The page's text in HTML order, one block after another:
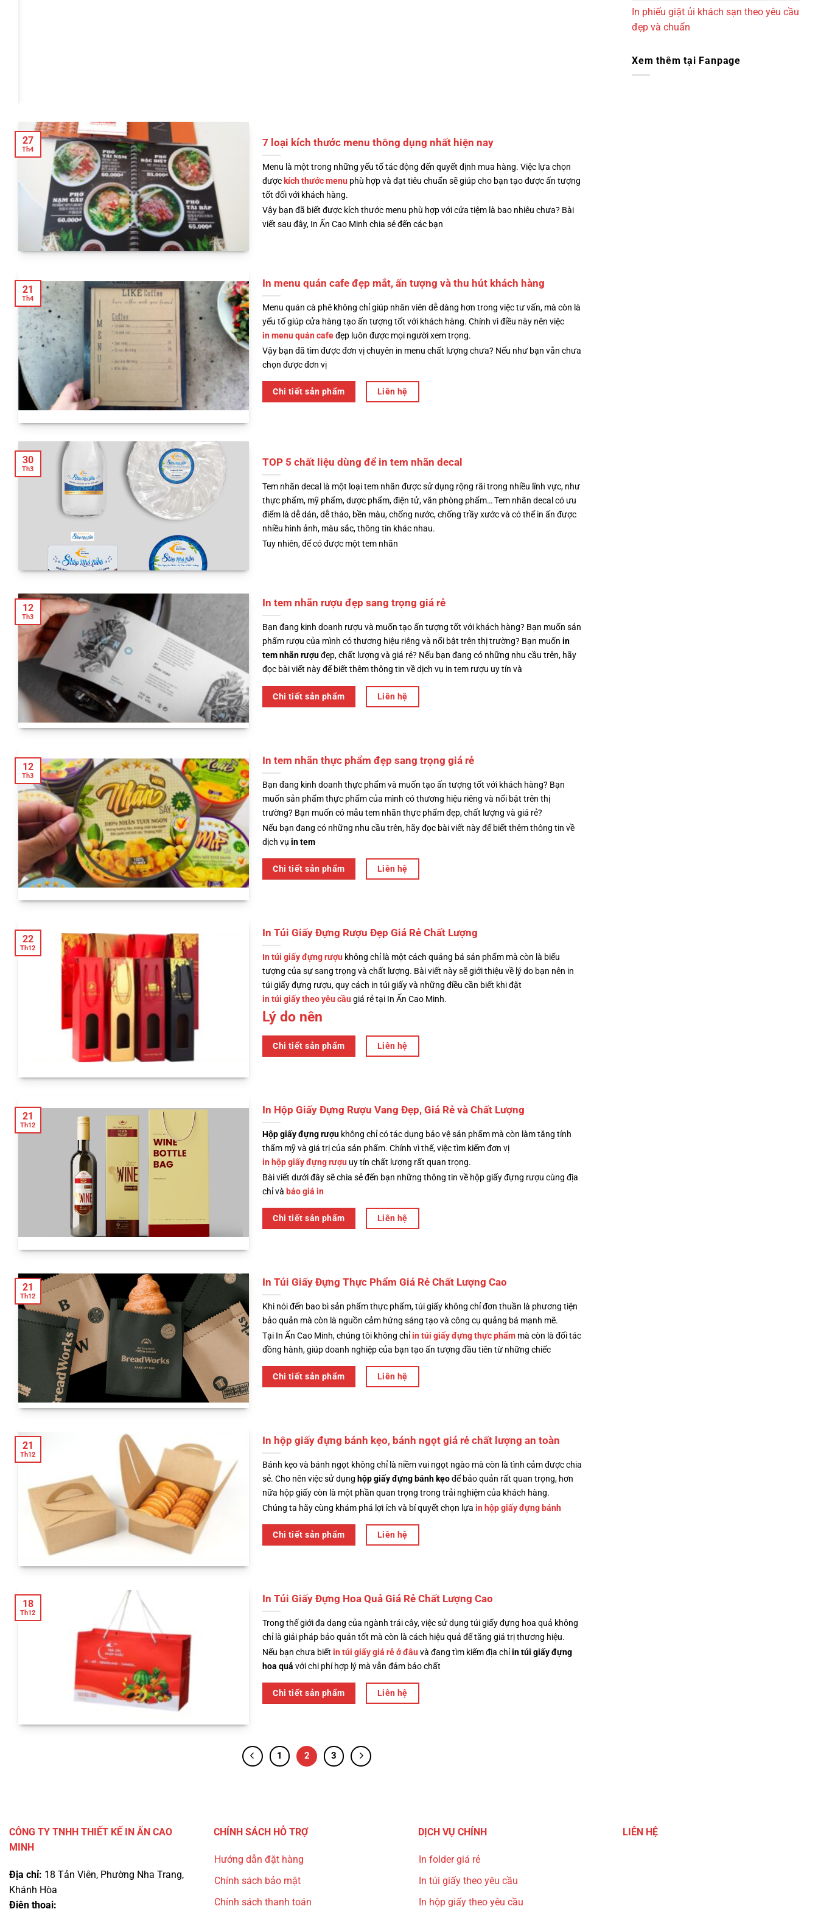
7 loại kích thước menu thông dụng nhất hiện nay
Menu là một trong những yếu tố tác động đến quyết định mua hàng. Việc lựa chọn
được kích thước menu phù hợp và đạt tiêu chuẩn sẽ giúp cho bạn tạo được ấn tượng
tốt đối với khách hàng.
Vậy bạn đã biết được kích thước menu phù hợp với cửa tiệm là bao nhiêu chưa? Bài
viết sau đây, In Ấn Cao Minh chia sẻ đến các bạn
27
Th4
In menu quán cafe đẹp mắt, ấn tượng và thu hút khách hàng
Menu quán cà phê không chỉ giúp nhân viên dễ dàng hơn trong việc tư vấn, mà còn là
yếu tố giúp cửa hàng tạo ấn tượng tốt với khách hàng. Chính vì điều này nên việc
in menu quán cafeđẹp luôn được mọi người xem trọng.
Vậy bạn đã tìm được đơn vị chuyên in menu chất lượng chưa? Nếu như bạn vẫn chưa
chọn được đơn vị
Chi tiết sản phẩm Liên hệ
21
Th4
TOP 5 chất liệu dùng để in tem nhãn decal
Tem nhãn decal là một loại tem nhãn được sử dụng rộng rãi trong nhiều lĩnh vực, như
thực phẩm, mỹ phẩm, dược phẩm, điện tử, văn phòng phẩm… Tem nhãn decal có ưu
điểm là dễ dán, dễ tháo, bền màu, chống nước, chống trầy xước và có thể in ấn được
nhiều hình ảnh, màu sắc, thông tin khác nhau.
Tuy nhiên, để có được một tem nhãn
30
Th3
In tem nhãn rượu đẹp sang trọng giá rẻ
Bạn đang kinh doanh rượu và muốn tạo ấn tượng tốt với khách hàng? Bạn muốn sản
phẩm rượu của mình có thương hiệu riêng và nổi bật trên thị trường? Bạn muốn in
tem nhãn rượuđẹp, chất lượng và giá rẻ? Nếu bạn đang có những nhu cầu trên, hãy
đọc bài viết này để biết thêm thông tin về dịch vụ in tem rượu uy tín và
Chi tiết sản phẩm Liên hệ
12
Th3
In tem nhãn thực phẩm đẹp sang trọng giá rẻ
Bạn đang kinh doanh thực phẩm và muốn tạo ấn tượng tốt với khách hàng? Bạn
muốn sản phẩm thực phẩm của mình có thương hiệu riêng và nổi bật trên thị
trường? Bạn muốn có mẫu tem nhãn thực phẩm đẹp, chất lượng và giá rẻ?
Nếu bạn đang có những nhu cầu trên, hãy đọc bài viết này để biết thêm thông tin về
dịch vụ in tem
Chi tiết sản phẩm Liên hệ
12
Th3
In Túi Giấy Đựng Rượu Đẹp Giá Rẻ Chất Lượng
In túi giấy đựng rượu không chỉ là một cách quảng bá sản phẩm mà còn là biểu
tượng của sự sang trọng và chất lượng. Bài viết này sẽ giới thiệu về lý do bạn nên in
túi giấy đựng rượu, quy cách in túi giấy và những điều cần biết khi đặt
in túi giấy theo yêu cầu giá rẻ tại In Ấn Cao Minh.
Lý do nên
Chi tiết sản phẩm Liên hệ
22
Th12
In Hộp Giấy Đựng Rượu Vang Đẹp, Giá Rẻ và Chất Lượng
Hộp giấy đựng rượukhông chỉ có tác dụng bảo vệ sản phẩm mà còn làm tăng tính
thẩm mỹ và giá trị của sản phẩm. Chính vì thế, việc tìm kiếm đơn vị
in hộp giấy đựng rượu uy tín chất lượng rất quan trọng.
Bài viết dưới đây sẽ chia sẻ đến bạn những thông tin về hộp giấy đựng rượu cùng địa
chỉ và báo giá in
Chi tiết sản phẩm Liên hệ
21
Th12
In Túi Giấy Đựng Thực Phẩm Giá Rẻ Chất Lượng Cao
Khi nói đến bao bì sản phẩm thực phẩm, túi giấy không chỉ đơn thuần là phương tiện
bảo quản mà còn là nguồn cảm hứng sáng tạo và công cụ quảng bá mạnh mẽ.
Tại In Ấn Cao Minh, chúng tôi không chỉin túi giấy đựng thực phẩmmà còn là đối tác
đồng hành, giúp doanh nghiệp của bạn tạo ấn tượng đầu tiên từ những chiếc
Chi tiết sản phẩm Liên hệ
21
Th12
In hộp giấy đựng bánh kẹo, bánh ngọt giá rẻ chất lượng an toàn
Bánh kẹo và bánh ngọt không chỉ là niềm vui ngọt ngào mà còn là tình cảm được chia
sẻ. Cho nên việc sử dụng hộp giấy đựng bánh kẹođể bảo quản rất quan trọng, hơn
nữa hộp giấycòn là một phần quan trọng trong trải nghiệm của khách hàng.
Chúng ta hãy cùng khám phá lợi ích và bí quyết chọn lựa in hộp giấy đựng bánh
Chi tiết sản phẩm Liên hệ
21
Th12
In Túi Giấy Đựng Hoa Quả Giá Rẻ Chất Lượng Cao
Trong thế giới đa dạng của ngành trái cây, việc sử dụng túi giấy đựng hoa quả không
chỉ là giải pháp bảo quản tốt mà còn là cách hiệu quả để tăng giá trị thương hiệu.
Nếu bạn chưa biết in túi giấy giá rẻ ở đâu và đang tìm kiếm địa chỉin túi giấy đựng
hoa quả với chi phí hợp lý mà vẫn đảm bảo chất
Chi tiết sản phẩm Liên hệ
18
Th12
1 2 3
In phiếu giặt ủi khách sạn theo yêu cầu
đẹp và chuẩn
Xem thêm tại Fanpage
CÔNG TY TNHH THIẾT KẾ IN ẤN CAO
MINH
Địa chỉ: 18 Tản Viên, Phường Nha Trang,
Khánh Hòa
Điện thoại:
CHÍNH SÁCH HỖ TRỢ
Hướng dẫn đặt hàng
Chính sách bảo mật
Chính sách thanh toán
DỊCH VỤ CHÍNH
In folder giá rẻ
In túi giấy theo yêu cầu
In hộp giấy theo yêu cầu
LIÊN HỆ